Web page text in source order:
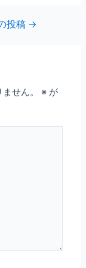
投稿 →
せん。 ※ が